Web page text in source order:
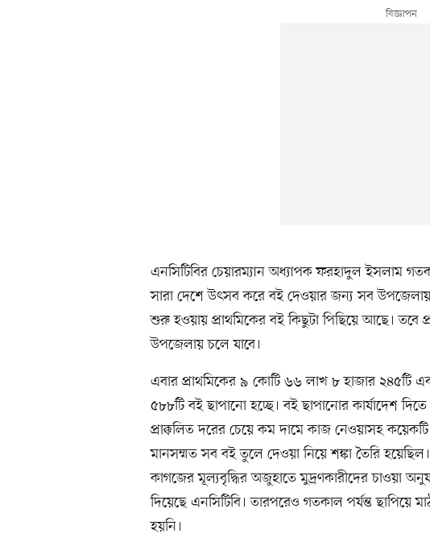
এনসিটিবির চেয়ারম্যান অধ্যাপক ফরহাদুল ইসলাম
সারা দেশে উৎসব করে বই দেওয়ার জন্য সব
শুরু হওয়ায় প্রাথমিকের বই কিছুটা পিছিয়ে আছে। তবে
উপজেলায় চলে যাবে।
এবার প্রাথমিকের ৯ কোটি ৬৬ লাখ ৮ হাজার ২৪৫টি
৫৮৮টি বই ছাপানো হচ্ছে। বই ছাপানোর কার্যাদেশ
প্রাক্কলিত দরের চেয়ে কম দামে কাজ নেওয়াসহ
মানসম্মত সব বই তুলে দেওয়া নিয়ে শঙ্কা তৈরি
কাগজের মূল্যবৃদ্ধির অজুহাতে মুদ্রণকারীদের চাওয়া
দিয়েছে এনসিটিবি। তারপরেও গতকাল পর্যন্ত ছাপিয়ে
হয়নি।